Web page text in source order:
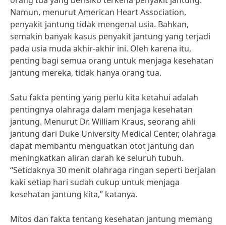
Namun, menurut American Heart Association,
penyakit jantung tidak mengenal usia. Bahkan,
semakin banyak kasus penyakit jantung yang terjadi
pada usia muda akhir-akhir ini. Oleh karena itu,
penting bagi semua orang untuk menjaga kesehatan
jantung mereka, tidak hanya orang tua.
Satu fakta penting yang perlu kita ketahui adalah
pentingnya olahraga dalam menjaga kesehatan
jantung. Menurut Dr. William Kraus, seorang ahli
jantung dari Duke University Medical Center, olahraga
dapat membantu menguatkan otot jantung dan
meningkatkan aliran darah ke seluruh tubuh.
“Setidaknya 30 menit olahraga ringan seperti berjalan
kaki setiap hari sudah cukup untuk menjaga
kesehatan jantung kita,” katanya.
Mitos dan fakta tentang kesehatan jantung memang